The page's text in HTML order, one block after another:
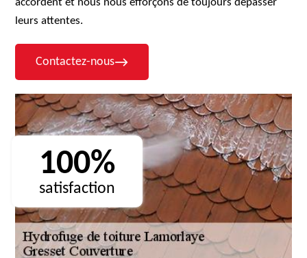
accordent et nous nous efforçons de toujours dépasser
leurs attentes.
Contactez-nous
100%
satisfaction